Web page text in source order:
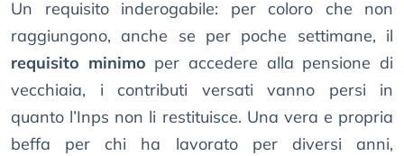
Un requisito inderogabile: per coloro che non
raggiungono, anche se per poche settimane, il
requisito minimo per accedere alla pensione di
vecchiaia, i contributi versati vanno persi in
quanto l’Inps non li restituisce. Una vera e propria
beffa per chi ha lavorato per diversi anni,